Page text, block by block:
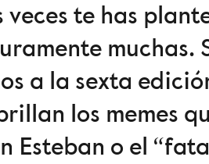
veces te has
muchas.
a la sexta
los memes
Esteban o el